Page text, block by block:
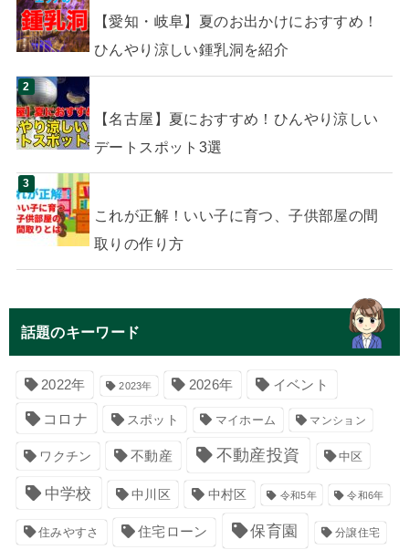
【愛知・岐阜】夏のお出かけにおすすめ！
ひんやり涼しい鍾乳洞を紹介
【名古屋】夏におすすめ！ひんやり涼しい
デートスポット3選
これが正解！いい子に育つ、子供部屋の間
取りの作り方
話題のキーワード
2022年 2023年 2026年 イベント
コロナ スポット マイホーム マンション
ワクチン 不動産 不動産投資 中区
中学校 中川区 中村区 令和5年 令和6年
住みやすさ 住宅ローン 保育園 分譲住宅